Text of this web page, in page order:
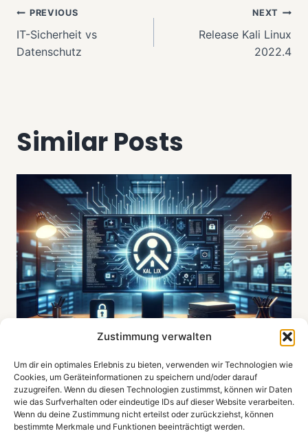
Zustimmung verwalten
Um dir ein optimales Erlebnis zu bieten, verwenden wir Technologien wie
Cookies, um Geräteinformationen zu speichern und/oder darauf
zuzugreifen. Wenn du diesen Technologien zustimmst, können wir Daten
wie das Surfverhalten oder eindeutige IDs auf dieser Website verarbeiten.
Wenn du deine Zustimmung nicht erteilst oder zurückziehst, können
bestimmte Merkmale und Funktionen beeinträchtigt werden.
Beitragsnavigation
PREVIOUS
IT-Sicherheit vs
Datenschutz
NEXT
Release Kali Linux
2022.4
Similar Posts
Entdecken Sie Kali Linux 2024.01:
Die Neuesten Upgrades und Tools
By Jürgen März 9, 2024